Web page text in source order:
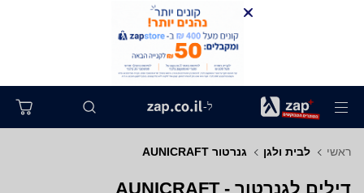
ל-
ראשי לבית ולגן גנרטור AUNICRAFT
דילים לגנרטור - AUNICRAFT